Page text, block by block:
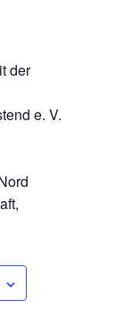
der
e. V.